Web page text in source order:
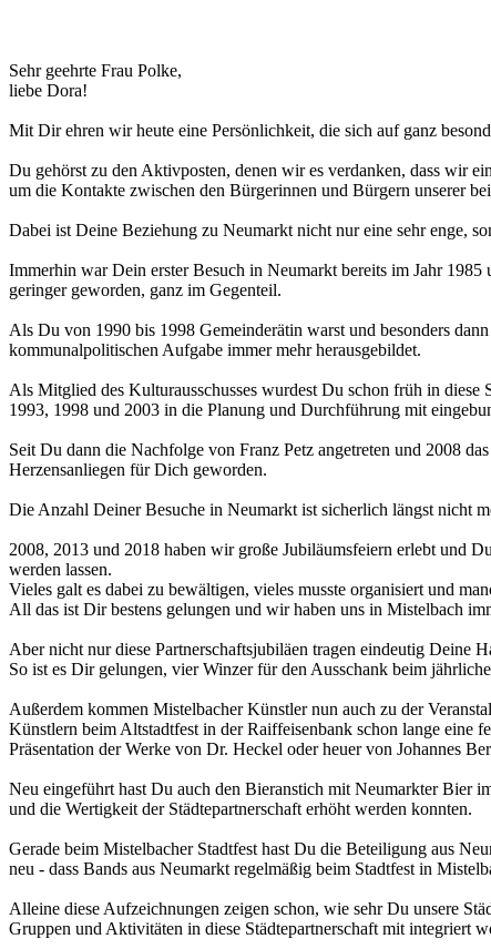
Sehr geehrte Frau Polke,
liebe Dora!
Mit Dir ehren wir heute eine Persönlichkeit, die sich auf ganz
Du gehörst zu den Aktivposten, denen wir es verdanken, dass wir
um die Kontakte zwischen den Bürgerinnen und Bürgern unserer
Dabei ist Deine Beziehung zu Neumarkt nicht nur eine sehr enge,
Immerhin war Dein erster Besuch in Neumarkt bereits im Jahr
geringer geworden, ganz im Gegenteil.
Als Du von 1990 bis 1998 Gemeinderätin warst und besonders
kommunalpolitischen Aufgabe immer mehr herausgebildet.
Als Mitglied des Kulturausschusses wurdest Du schon früh in diese
1993, 1998 und 2003 in die Planung und Durchführung mit
Seit Du dann die Nachfolge von Franz Petz angetreten und 2008
Herzensanliegen für Dich geworden.
Die Anzahl Deiner Besuche in Neumarkt ist sicherlich längst nicht
2008, 2013 und 2018 haben wir große Jubiläumsfeiern erlebt und
werden lassen.
Vieles galt es dabei zu bewältigen, vieles musste organisiert und
All das ist Dir bestens gelungen und wir haben uns in Mistelbach
Aber nicht nur diese Partnerschaftsjubiläen tragen eindeutig Deine
So ist es Dir gelungen, vier Winzer für den Ausschank beim
Außerdem kommen Mistelbacher Künstler nun auch zu der
Künstlern beim Altstadtfest in der Raiffeisenbank schon lange eine
Präsentation der Werke von Dr. Heckel oder heuer von Johannes
Neu eingeführt hast Du auch den Bieranstich mit Neumarkter Bier
und die Wertigkeit der Städtepartnerschaft erhöht werden konnten.
Gerade beim Mistelbacher Stadtfest hast Du die Beteiligung aus
neu - dass Bands aus Neumarkt regelmäßig beim Stadtfest in
Alleine diese Aufzeichnungen zeigen schon, wie sehr Du unsere
Gruppen und Aktivitäten in diese Städtepartnerschaft mit integriert